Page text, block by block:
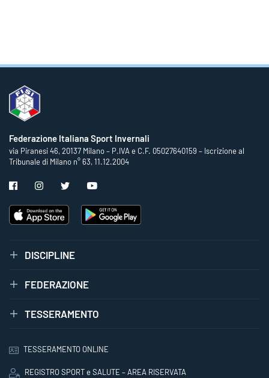
Federazione Italiana Sport Invernali
via Piranesi 46, 20137 Milano – P.IVA e C.F. 05027640159 – Iscrizione al
Tribunale di Milano n° 63, 11.12.2004
DISCIPLINE
FEDERAZIONE
TESSERAMENTO
TESSERAMENTO ONLINE
REGISTRO SPORT e SALUTE – AREA RISERVATA